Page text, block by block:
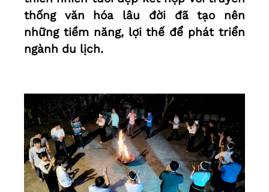
thống văn hóa lâu đời đã tạo nên
những tiềm năng, lợi thế để phát triển
ngành du lịch.